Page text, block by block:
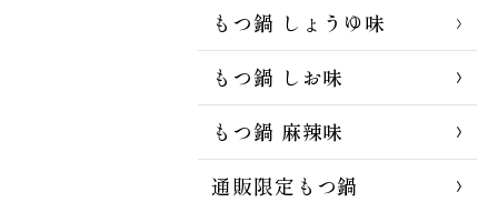
もつ鍋 しょうゆ味
もつ鍋 しお味
もつ鍋 麻辣味
通販限定もつ鍋